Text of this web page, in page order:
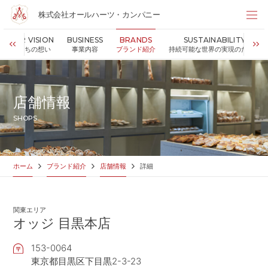
株式会社オールハーツ・カンパニー
OUR VISION
私たちの想い
BUSINESS
事業内容
BRANDS
ブランド紹介
SUSTAINABILITY
持続可能な世界の実現のために
株式会社オールハーツ・カンパニー
店舗検索
HOME
NEWS お知らせ
OUR VISION 私たちの想い
MESSAGE 代表メッセージ
VALUES
BUSINESS 事業内容
SHOP
ABOUT US
店舗情報
SHOPS
ホーム ブランド紹介 店舗情報 詳細
関東エリア
オッジ 目黒本店
153-0064
東京都目黒区下目黒2-3-23